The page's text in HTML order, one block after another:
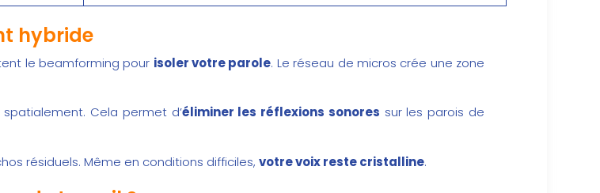
hybride
le beamforming pour isoler votre parole. Le réseau de micros crée une zone
Cela permet d’éliminer les réflexions sonores sur les parois de
résiduels. Même en conditions difficiles, votre voix reste cristalline.